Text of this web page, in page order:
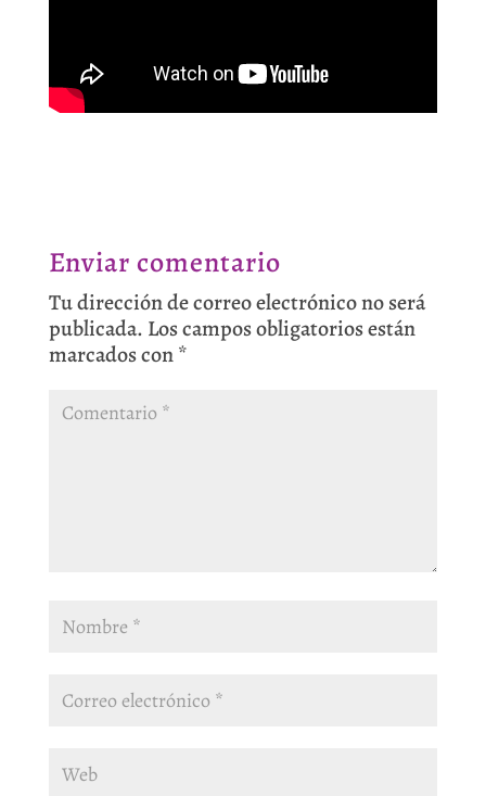
Enviar comentario
Tu dirección de correo electrónico no será
publicada. Los campos obligatorios están
marcados con*